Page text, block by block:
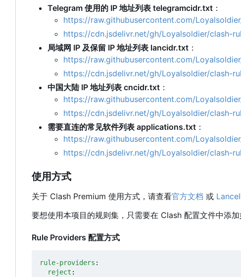
Telegram 使用的 IP 地址列表 telegramcidr.txt ：
https://raw.githubusercontent.com/
https://cdn.jsdelivr.net/gh/Loyalsoldier/clash-
局域网 IP 及保留 IP 地址列表 lancidr.txt ：
https://raw.githubusercontent.com/
https://cdn.jsdelivr.net/gh/Loyalsoldier/clash-
中国大陆 IP 地址列表 cncidr.txt ：
https://raw.githubusercontent.com/
https://cdn.jsdelivr.net/gh/Loyalsoldier/clash-
需要直连的常见软件列表 applications.txt ：
https://raw.githubusercontent.com/
https://cdn.jsdelivr.net/gh/Loyalsoldier/clash-
使用方式
关于 Clash Premium 使用方式，请查看官方文档 或
要想使用本项目的规则集，只需要在 Clash 配置文件中添
Rule Providers 配置方式
rule-providers :
reject :